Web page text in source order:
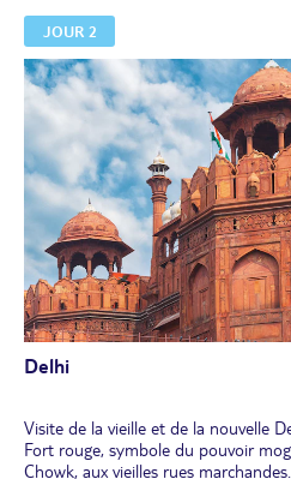
JOUR 2
Delhi
Visite de la vieille et de la nouvelle
Fort rouge, symbole du pouvoir
Chowk, aux vieilles rues